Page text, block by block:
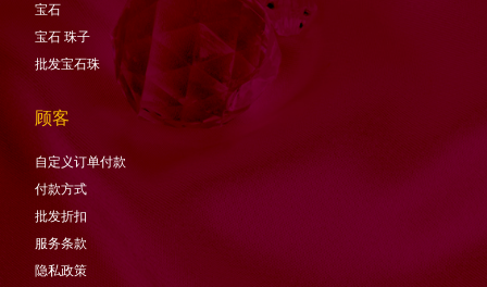
宝石
宝石 珠子
批发宝石珠
顾客
自定义订单付款
付款方式
批发折扣
服务条款
隐私政策